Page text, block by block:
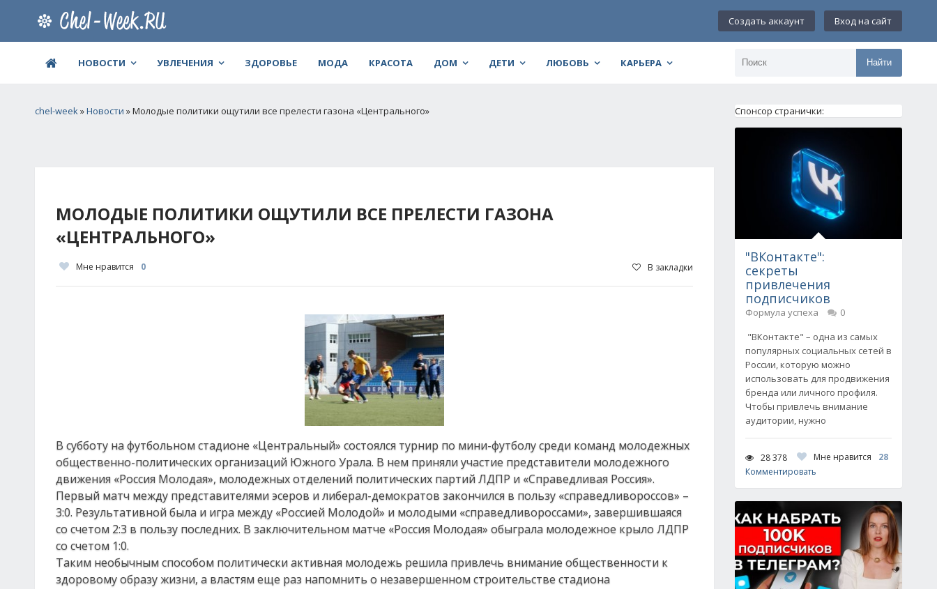
Создать аккаунт Вход на сайт
НОВОСТИ УВЛЕЧЕНИЯ ЗДОРОВЬЕ МОДА КРАСОТА ДОМ ДЕТИ ЛЮБОВЬ КАРЬЕРА Найти
chel-week»Новости » Молодые политики ощутили все прелести газона «Центрального»
МОЛОДЫЕ ПОЛИТИКИ ОЩУТИЛИ ВСЕ ПРЕЛЕСТИ ГАЗОНА
«ЦЕНТРАЛЬНОГО»
Мне нравится 0 В закладки
В субботу на футбольном стадионе «Центральный» состоялся турнир по мини-футболу среди команд молодежных
общественно-политических организаций Южного Урала. В нем приняли участие представители молодежного
движения «Россия Молодая», молодежных отделений политических партий ЛДПР и «Справедливая Россия».
Первый матч между представителями эсеров и либерал-демократов закончился в пользу «справедливороссов» –
3:0. Результативной была и игра между «Россией Молодой» и молодыми «справедливороссами», завершившаяся
со счетом 2:3 в пользу последних. В заключительном матче «Россия Молодая» обыграла молодежное крыло ЛДПР
со счетом 1:0.
Таким необычным способом политически активная молодежь решила привлечь внимание общественности к
здоровому образу жизни, а властям еще раз напомнить о незавершенном строительстве стадиона
Спонсор странички:
"ВКонтакте":
секреты
привлечения
подписчиков
Формула успеха
0
"ВКонтакте" – одна из самых
популярных социальных сетей в
России, которую можно
использовать для продвижения
бренда или личного профиля.
Чтобы привлечь внимание
аудитории, нужно
28 378 Мне нравится
28
Комментировать